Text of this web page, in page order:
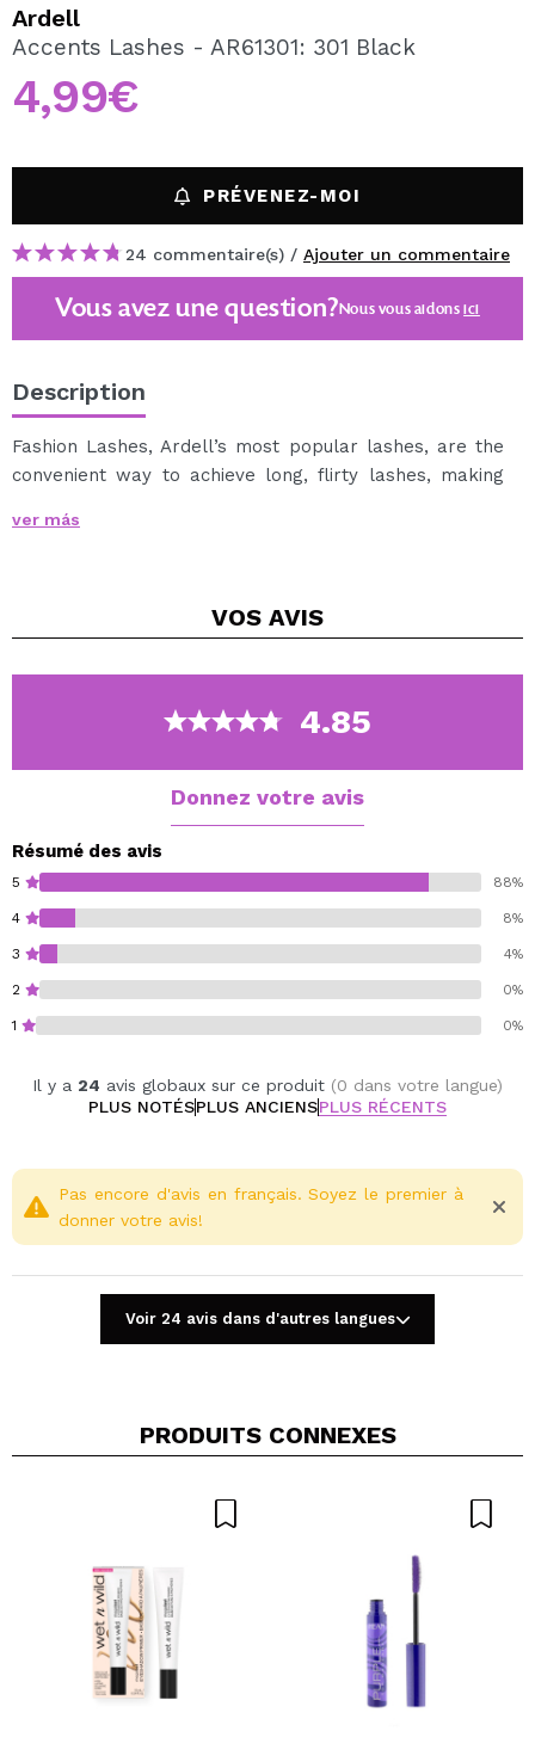
En créant un compte sur Maquibeauty.fr vous pourrez
effectuer vos achats rapidement, vérifier l'état de vos
commandes et consulter vos opérations précédentes.
CRÉER UN COMPTE
Ardell
Accents Lashes - AR61301: 301 Black
4,99€
PRÉVENEZ-MOI
24 commentaire(s) / Ajouter un commentaire
Vous avez une question?Nous vous aidonsici
Description
Fashion Lashes, Ardell’s most popular lashes, are the
convenient way to achieve long, flirty lashes, making
reusable. Use Ardell LashGrip Adhesive (sold
ver más
VOS AVIS
4.85
Donnez votre avis
Résumé des avis
5 88%
4 8%
3 4%
2 0%
1 0%
Il y a 24 avis globaux sur ce produit (0 dans votre langue)
PLUS NOTÉSPLUS ANCIENSPLUS RÉCENTS
Partager une vidéo ou une photo
Pas encore d'avis en français. Soyez le premier à
donner votre avis!
Voir 24 avis dans d'autres langues
PRODUITS CONNEXES